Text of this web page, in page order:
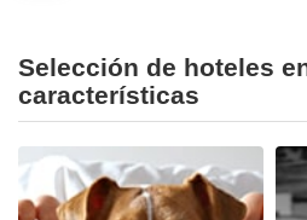
Selección de hoteles
características